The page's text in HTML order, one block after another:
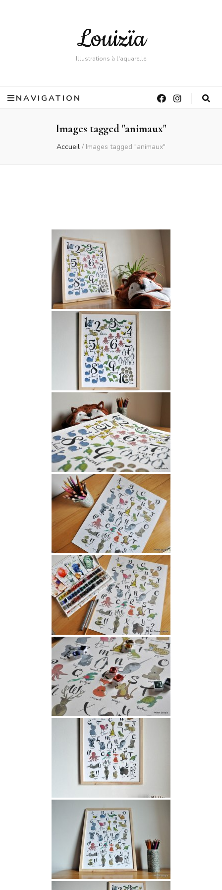
Louizïa
Illustrations à l'aquarelle
NAVIGATION
Images tagged "animaux"
Accueil / Images tagged "animaux"